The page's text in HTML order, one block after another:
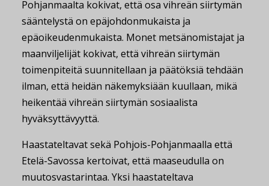
Pohjanmaalta kokivat, että osa vihreän siirtymän
sääntelystä on epäjohdonmukaista ja
epäoikeudenmukaista. Monet metsänomistajat ja
maanviljelijät kokivat, että vihreän siirtymän
toimenpiteitä suunnitellaan ja päätöksiä tehdään
ilman, että heidän näkemyksiään kuullaan, mikä
heikentää vihreän siirtymän sosiaalista
hyväksyttävyyttä.
Haastateltavat sekä Pohjois-Pohjanmaalla että
Etelä-Savossa kertoivat, että maaseudulla on
muutosvastarintaa. Yksi haastateltava